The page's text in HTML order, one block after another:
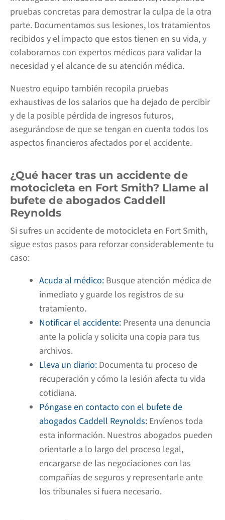
pruebas concretas para demostrar la culpa de la otra
parte. Documentamos sus lesiones, los tratamientos
recibidos y el impacto que estos tienen en su vida, y
colaboramos con expertos médicos para validar la
necesidad y el alcance de su atención médica.
Nuestro equipo también recopila pruebas
exhaustivas de los salarios que ha dejado de percibir
y de la posible pérdida de ingresos futuros,
asegurándose de que se tengan en cuenta todos los
aspectos financieros afectados por el accidente.
¿Qué hacer tras un accidente de
motocicleta en Fort Smith? Llame al
bufete de abogados Caddell
Reynolds
Si sufres un accidente de motocicleta en Fort Smith,
sigue estos pasos para reforzar considerablemente tu
caso:
Acuda al médico: Busque atención médica de
inmediato y guarde los registros de su
tratamiento.
Notificar el accidente: Presenta una denuncia
ante la policía y solicita una copia para tus
archivos.
Lleva un diario: Documenta tu proceso de
recuperación y cómo la lesión afecta tu vida
cotidiana.
Póngase en contacto con el bufete de
abogados Caddell Reynolds: Envíenos toda
esta información. Nuestros abogados pueden
orientarle a lo largo del proceso legal,
encargarse de las negociaciones con las
compañías de seguros y representarle ante
los tribunales si fuera necesario.